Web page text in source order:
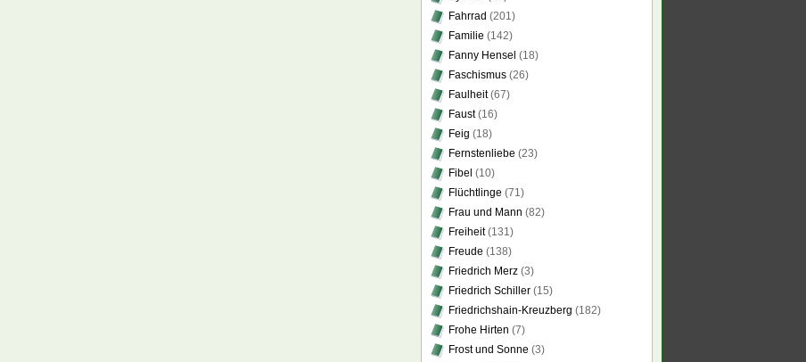
Fahrrad (201)
Familie (142)
Fanny Hensel (18)
Faschismus (26)
Faulheit(67)
Faust(16)
Feig (18)
Fernstenliebe (23)
Fibel (10)
Flüchtlinge (71)
Frau und Mann (82)
Freiheit(131)
Freude (138)
Friedrich Merz (3)
Friedrich Schiller (15)
Friedrichshain-Kreuzberg (182)
Frohe Hirten (7)
Frost und Sonne (3)